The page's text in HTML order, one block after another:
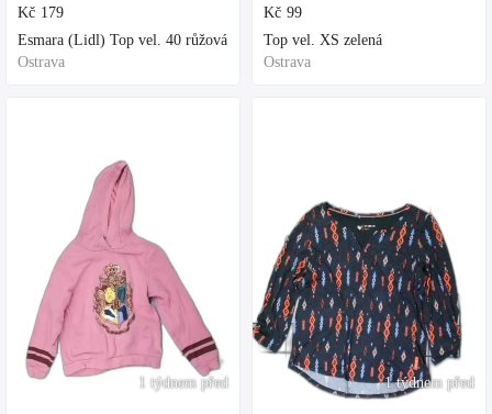
Kč 179
Esmara (Lidl) Top vel. 40 růžová
Ostrava
1 týdnem před
Kč 99
Top vel. XS zelená
Ostrava
1 týdnem před